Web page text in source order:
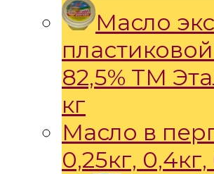
Масло
82,5% ТМ
кг
Масло в
0,25кг, 0,4кг,